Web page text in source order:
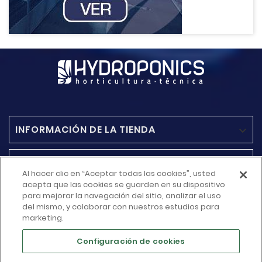
INFORMACIÓN DE LA TIENDA 
MÁS INFORMACIÓN
SU CUENTA 
Al hacer clic en “Aceptar todas las cookies”, usted
acepta que las cookies se guarden en su dispositivo
para mejorar la navegación del sitio, analizar el uso
del mismo, y colaborar con nuestros estudios para
marketing.
Configuración de cookies